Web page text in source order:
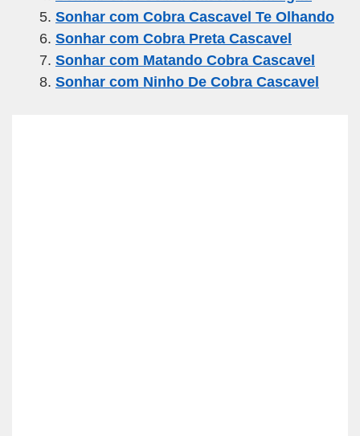
o
k
p
Sonhar com Cobra Cascavel Te Olhando
Sonhar com Cobra Preta Cascavel
Sonhar com Matando Cobra Cascavel
Sonhar com Ninho De Cobra Cascavel